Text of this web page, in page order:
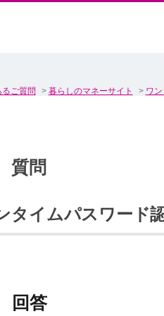
るご質問 > 暮らしのマネーサイト > ワ
タイムパスワード